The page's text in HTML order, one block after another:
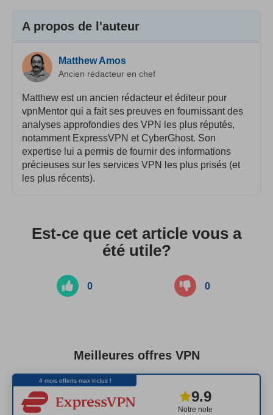
A propos de l'auteur
Matthew Amos
Ancien rédacteur en chef
Matthew est un ancien rédacteur et éditeur pour
vpnMentor qui a fait ses preuves en fournissant des
analyses approfondies des VPN les plus réputés,
notamment ExpressVPN et CyberGhost. Son
expertise lui a permis de fournir des informations
précieuses sur les services VPN les plus prisés (et
les plus récents).
Est-ce que cet article vous a
été utile?
0 0
Meilleures offres VPN
4 mois offerts max inclus !
Notre note
9.9